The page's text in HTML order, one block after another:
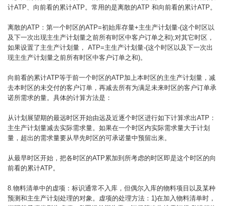
计ATP、向前看的累计ATP。常用的是离散的ATP 和向前看的累计ATP。
离散的ATP：第一个时区的ATP=初始库存量+主生产计划量-(这个时区以
及下一次出现主生产计划量之前所有时区中客户订单之和);对其它时区，
如果设置了主生产计划量， ATP=主生产计划量-(这个时区以及下一次出
现主生产计划量之前所有时区中客户订单之和)。
向前看的累计ATP等于前一个时区的ATP加上本时区的主生产计划量，减
去本时区的未交付的客户订单，再减去所有为满足未来时区的客户订单承
诺所需求的量。具体的计算方法是：
从计划展望期的最远时区开始由远及近逐个时区进行如下计算求出ATP：
主生产计划量减去实际需求量。如果在一个时区内实际需求量大于计划
量，超出的需求量要从早先时区的可承诺量中预留出来。
从最早时区开始，把各时区的ATP累加到所考虑的时区即是这个时区的向
前看的累计ATP。
8.物料清单中的虚项：标识通常不入库，但偶尔入库的物料项目以及某种
预测和主生产计划处理的对象。虚项的处理方法：1)在加入物料清单时，